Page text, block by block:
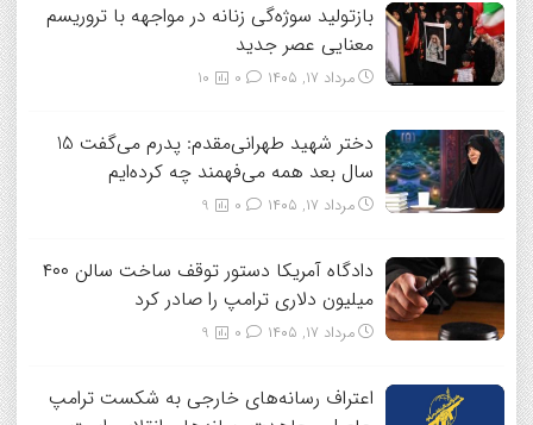
بازتولید سوژه‌گی زنانه در مواجهه با تروریسم
معنایی عصر جدید
مرداد ۱۷, ۱۴۰۵ 10
دختر شهید طهرانی‌مقدم: پدرم می‌گفت 15
سال بعد همه می‌فهمند چه کرده‌ایم
مرداد ۱۷, ۱۴۰۵ 9
دادگاه آمریکا دستور توقف ساخت سالن ۴۰۰
میلیون دلاری ترامپ را صادر کرد
مرداد ۱۷, ۱۴۰۵ 9
اعتراف رسانه‌های خارجی به شکست ترامپ